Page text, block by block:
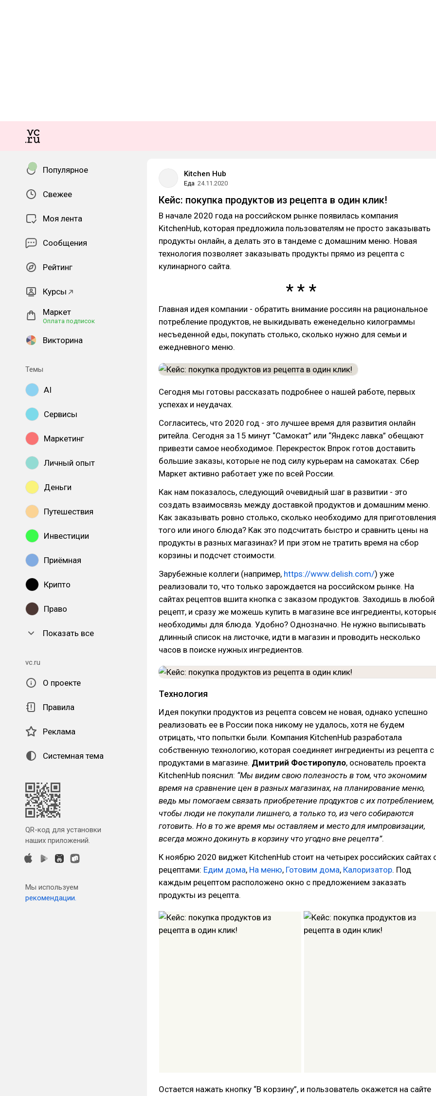
Популярное
Свежее
Моя лента
Сообщения
Рейтинг
Курсы
Маркет
Оплата подписок
Викторина
Темы
AI
Сервисы
Маркетинг
Личный опыт
Деньги
Путешествия
Инвестиции
Приёмная
Крипто
Право
Показать все
vc.ru
О проекте
Правила
Реклама
Системная тема
QR-код для установки
наших приложений.
Мы используем
рекомендации.
Kitchen Hub
Еда 24.11.2020
Кейс: покупка продуктов из рецепта в один клик!
В начале 2020 года на российском рынке появилась компания
KitchenHub, которая предложила пользователям не просто заказывать
продукты онлайн, а делать это в тандеме с домашним меню. Новая
технология позволяет заказывать продукты прямо из рецепта с
кулинарного сайта.
Главная идея компании - обратить внимание россиян на рациональное
потребление продуктов, не выкидывать еженедельно килограммы
несъеденной еды, покупать столько, сколько нужно для семьи и
ежедневного меню.
Сегодня мы готовы рассказать подробнее о нашей работе, первых
успехах и неудачах.
Согласитесь, что 2020 год - это лучшее время для развития онлайн
ритейла. Сегодня за 15 минут “Самокат” или “Яндекс лавка” обещают
привезти самое необходимое. Перекресток Впрок готов доставить
большие заказы, которые не под силу курьерам на самокатах. Сбер
Маркет активно работает уже по всей России.
Как нам показалось, следующий очевидный шаг в развитии - это
создать взаимосвязь между доставкой продуктов и домашним меню.
Как заказывать ровно столько, сколько необходимо для приготовления
того или иного блюда? Как это подсчитать быстро и сравнить цены на
продукты в разных магазинах? И при этом не тратить время на сбор
корзины и подсчет стоимости.
Зарубежные коллеги (например, https://www.delish.com/) уже
реализовали то, что только зарождается на российском рынке. На
сайтах рецептов вшита кнопка с заказом продуктов. Заходишь в любой
рецепт, и сразу же можешь купить в магазине все ингредиенты,
необходимы для блюда. Удобно? Однозначно. Не нужно выписывать
длинный список на листочке, идти в магазин и проводить несколько
часов в поиске нужных ингредиентов.
Технология
Идея покупки продуктов из рецепта совсем не новая, однако успешно
реализовать ее в России пока никому не удалось, хотя не будем
отрицать, что попытки были. Компания KitchenHub разработала
собственную технологию, которая соединяет ингредиенты из рецепта с
продуктами в магазине. Дмитрий Фостиропуло, основатель проекта
KitchenHub пояснил: “Мы видим свою полезность в том, что экономим
время на сравнение цен в разных магазинах, на планирование меню,
ведь мы помогаем связать приобретение продуктов с их потреблением,
чтобы люди не покупали лишнего, а только то, из чего собираются
готовить. Но в то же время мы оставляем и место для импровизации,
всегда можно докинуть в корзину что угодно вне рецепта”.
К ноябрю 2020 виджет KitchenHub стоит на четырех российских сайтах
рецептами: Едим дома, На меню, Готовим дома, Калоризатор. Под
каждым рецептом расположено окно с предложением заказать
продукты из рецепта.
Остается нажать кнопку “В корзину”, и пользователь окажется на сайте